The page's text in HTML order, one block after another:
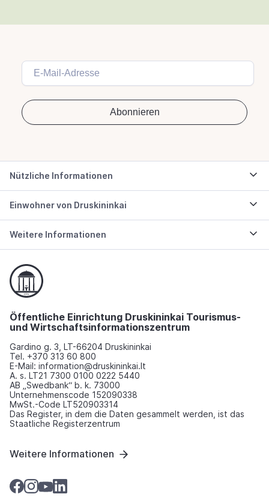
Nützliche Informationen
Einwohner von Druskininkai
Weitere Informationen
Öffentliche Einrichtung Druskininkai Tourismus-
und Wirtschaftsinformationszentrum
Gardino g. 3, LT-66204 Druskininkai
Tel. +370 313 60 800
E-Mail: information@druskininkai.lt
A. s. LT21 7300 0100 0222 5440
AB „Swedbank“ b. k. 73000
Unternehmenscode 152090338
MwSt.-Code LT520903314
Das Register, in dem die Daten gesammelt werden, ist das
Staatliche Registerzentrum
Weitere Informationen